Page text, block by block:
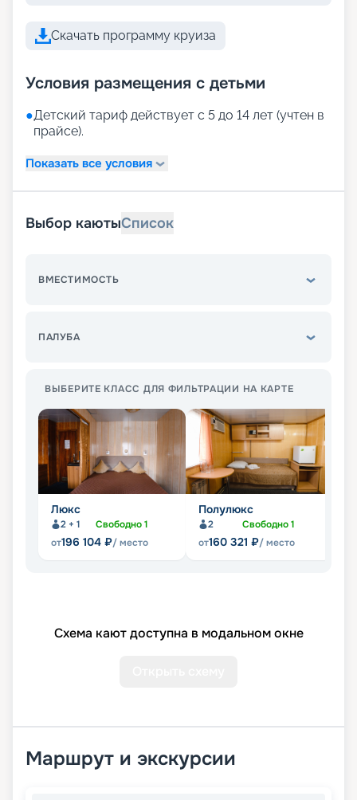
Скачать программу круиза
Условия размещения с детьми
●Детский тариф действует с 5 до 14 лет (учтен в
прайсе).
Показать все условия
Выбор каютыСписок
ВМЕСТИМОСТЬ
ПАЛУБА
ВЫБЕРИТЕ КЛАСС ДЛЯ ФИЛЬТРАЦИИ НА КАРТЕ
Люкс
2 + 1 Свободно1
от196 104 ₽/ место
Полулюкс
2 Свободно1
от160 321 ₽/ место
Схема кают доступна в модальном окне
Маршрут и экскурсии